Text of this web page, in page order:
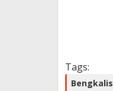
Tags:
Bengkalis